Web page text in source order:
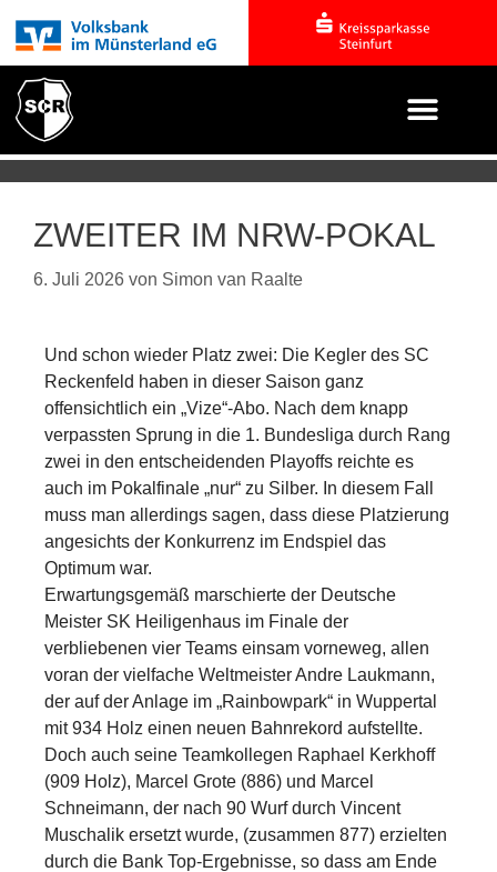
ZWEITER IM NRW-POKAL
6. Juli 2026 von Simon van Raalte
Und schon wieder Platz zwei: Die Kegler des SC
Reckenfeld haben in dieser Saison ganz
offensichtlich ein „Vize“-Abo. Nach dem knapp
verpassten Sprung in die 1. Bundesliga durch Rang
zwei in den entscheidenden Playoffs reichte es
auch im Pokalfinale „nur“ zu Silber. In diesem Fall
muss man allerdings sagen, dass diese Platzierung
angesichts der Konkurrenz im Endspiel das
Optimum war.
Erwartungsgemäß marschierte der Deutsche
Meister SK Heiligenhaus im Finale der
verbliebenen vier Teams einsam vorneweg, allen
voran der vielfache Weltmeister Andre Laukmann,
der auf der Anlage im „Rainbowpark“ in Wuppertal
mit 934 Holz einen neuen Bahnrekord aufstellte.
Doch auch seine Teamkollegen Raphael Kerkhoff
(909 Holz), Marcel Grote (886) und Marcel
Schneimann, der nach 90 Wurf durch Vincent
Muschalik ersetzt wurde, (zusammen 877) erzielten
durch die Bank Top-Ergebnisse, so dass am Ende